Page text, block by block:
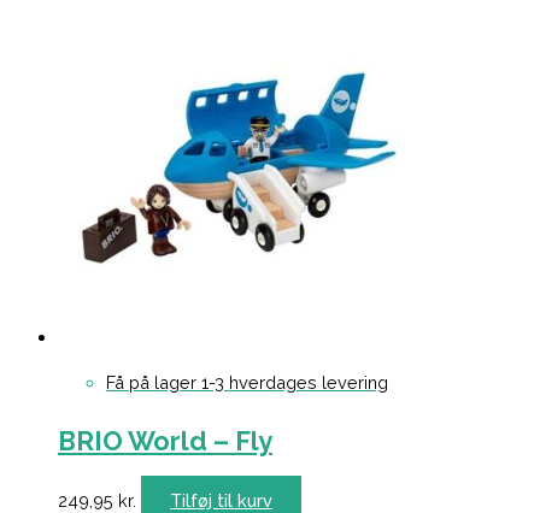
Få på lager 1-3 hverdages levering
BRIO World – Fly
249,95 kr. Tilføj til kurv